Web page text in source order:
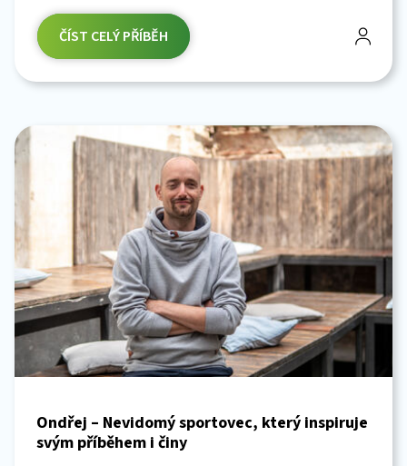
ČÍST CELÝ PŘÍBĚH
Ondřej – Nevidomý sportovec, který inspiruje
svým příběhem i činy